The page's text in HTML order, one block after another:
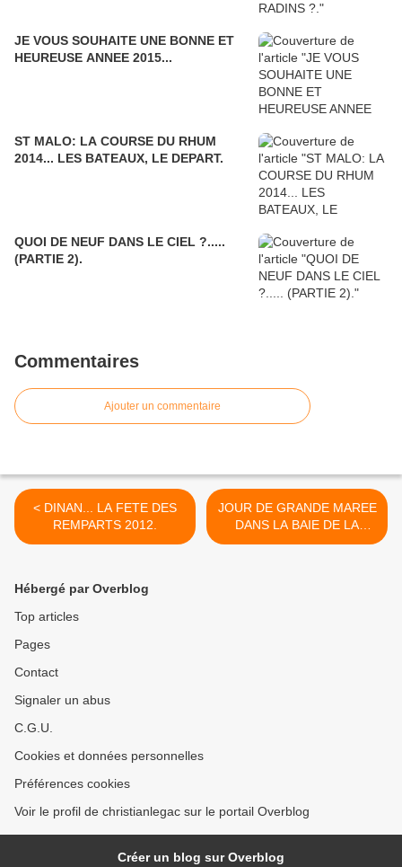
JE VOUS SOUHAITE UNE BONNE ET
HEUREUSE ANNEE 2015...
ST MALO: LA COURSE DU RHUM
2014... LES BATEAUX, LE DEPART.
QUOI DE NEUF DANS LE CIEL ?.....
(PARTIE 2).
Commentaires
Ajouter un commentaire
< DINAN... LA FETE DES
REMPARTS 2012.
JOUR DE GRANDE MAREE
DANS LA BAIE DE LA
FRESNAYE >
Hébergé par Overblog
Top articles
Pages
Contact
Signaler un abus
C.G.U.
Cookies et données personnelles
Préférences cookies
Voir le profil de christianlegac sur le portail Overblog
Créer un blog sur Overblog